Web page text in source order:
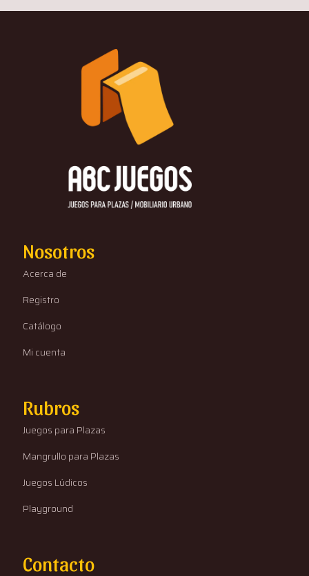
Nosotros
Acerca de
Registro
Catálogo
Mi cuenta
Rubros
Juegos para Plazas
Mangrullo para Plazas
Juegos Lúdicos
Playground
Contacto